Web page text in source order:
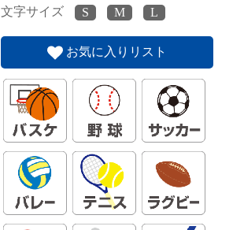
文字サイズ
お気に入りリスト